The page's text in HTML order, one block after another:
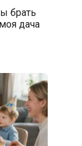
брать
дача